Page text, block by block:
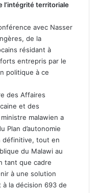
l’intégrité territoriale
avec Nasser
de la
résidant à
entrepris par le
politique à ce
des Affaires
et des
malawien a
Plan d’autonomie
définitive, tout en
du Malawi au
tant que cadre
à une solution
la décision 693 de